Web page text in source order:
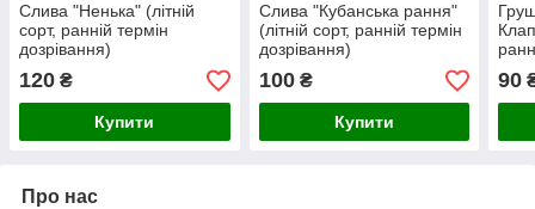
Слива "Ненька" (літній
сорт, ранній термін
дозрівання)
120 ₴
Купити
Слива "Кубанська рання"
(літній сорт, ранній термін
дозрівання)
100₴
Купити
90
Про нас